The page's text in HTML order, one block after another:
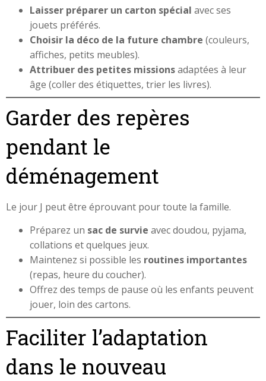
Laisser préparer un carton spécial avec ses
jouets préférés.
Choisir la déco de la future chambre (couleurs,
affiches, petits meubles).
Attribuer des petites missionsadaptées à leur
âge (coller des étiquettes, trier les livres).
Garder des repères
pendant le
déménagement
Le jour J peut être éprouvant pour toute la famille.
Préparez un sac de survie avec doudou, pyjama,
collations et quelques jeux.
Maintenez si possible les routines importantes
(repas, heure du coucher).
Offrez des temps de pause où les enfants peuvent
jouer, loin des cartons.
Faciliter l’adaptation
dans le nouveau